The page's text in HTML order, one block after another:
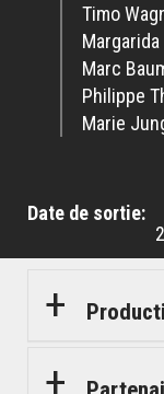
Timo
Marc
Philippe
Marie
Date de sortie